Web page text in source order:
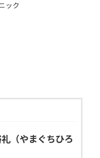
ック
（やまぐちひろ